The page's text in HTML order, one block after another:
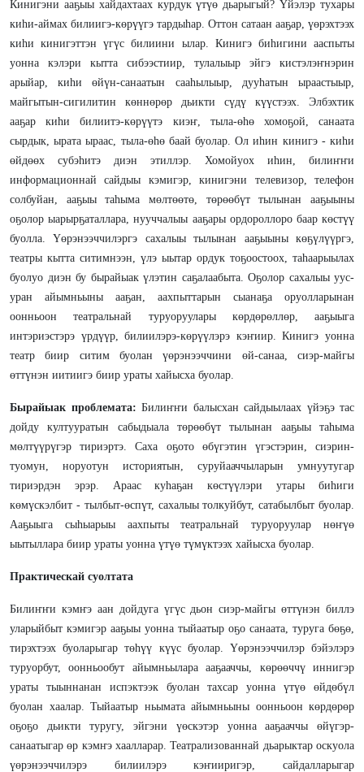
Кинигэни ааҕыы хайдахтаах курдук үтүө дьарыгый? Үйэлэр тухары
киhи-аймах билиигэ-көрүүгэ тардыhар. Оттон сатаан ааҕар, үөрэхтээх
киhи кинигэттэн үгүс билиини ылар. Кинигэ биһигини ааспыты
уонна кэлэри кытта сибээстиир, тулалыыр эйгэ кистэлэҥнэрин
арыйар, киһи өйүн-санаатын сааһылыыр, дууһатын ыраастыыр,
майгытын-сигилитин көннөрөр дьикти сүдү күүстээх. Элбэхтик
ааҕар киhи билиитэ-көрүүтэ киэҥ, тыла-өhө хомоҕой, санаата
сырдык, ырата ыраас, тыла-өһө баай буолар. Ол иһин кинигэ - киһи
өйдөөх субэһитэ диэн этиллэр. Хомойуох иhин, билиҥҥи
информационнай сайдыы кэмигэр, кинигэни телевизор, телефон
солбуйан, ааҕыы таһыма мөлтөөтө, төрөөбүт тылынан ааҕыыны
оҕолор ыарырҕаталлара, нууччалыы ааҕары ордороллоро баар көстүү
буолла. Үөрэнээччилэргэ сахалыы тылынан ааҕыыны көҕүлүүргэ,
театры кытта ситимнээн, үлэ ыытар ордук тоҕоостоох, таһаарыылах
буолуо диэн бу бырайыак үлэтин саҕалаабыта. Оҕолор сахалыы уус-
уран айымньыны ааҕан, аахпыттарын сыанаҕа оруолларынан
оонньоон театральнай туруоруулары көрдөрөллөр, ааҕыыга
интэриэстэрэ үрдүүр, билиилэрэ-көрүүлэрэ кэҥиир. Кинигэ уонна
театр биир ситим буолан үөрэнээччини өй-санаа, сиэр-майгы
өттүнэн иитиигэ биир ураты хайысха буолар.
Бырайыак проблемата: Билиҥҥи балысхан сайдыылаах үйэҕэ тас
дойду култууратын сабыдыала төрөөбүт тылынан ааҕыы таһыма
мөлтүүрүгэр тириэртэ. Саха оҕото өбүгэтин үгэстэрин, сиэрин-
туомун, норуотун историятын, суруйааччыларын умнуутугар
тириэрдэн эрэр. Араас куhаҕан көстүүлэри утары биhиги
көмүскэлбит - тылбыт-өспүт, сахалыы толкуйбут, сатабылбыт буолар.
Ааҕыыга сыһыарыы аахпыты театральнай туруоруулар нөҥүө
ыытыллара биир ураты уонна үтүө түмүктээх хайысха буолар.
Практическай суолтата
Билиҥҥи кэмҥэ аан дойдуга үгүс дьон сиэр-майгы өттүнэн биллэ
уларыйбыт кэмигэр ааҕыы уонна тыйаатыр оҕо санаата, туруга бөҕө,
тирэхтээх буоларыгар төһүү күүс буолар. Үөрэнээччилэр бэйэлэрэ
туруорбут, оонньообут айымньылара ааҕааччы, көрөөччү иннигэр
ураты тыыннанан испэктээк буолан тахсар уонна үтүө өйдөбүл
буолан хаалар. Тыйаатыр ньымата айымньыны оонньоон көрдөрөр
оҕоҕо дьикти туругу, эйгэни үөскэтэр уонна ааҕааччы өйүгэр-
санаатыгар өр кэмҥэ хаалларар. Театрализованнай дьарыктар оскуола
үөрэнээччилэрэ билиилэрэ кэҥииригэр, сайдалларыгар